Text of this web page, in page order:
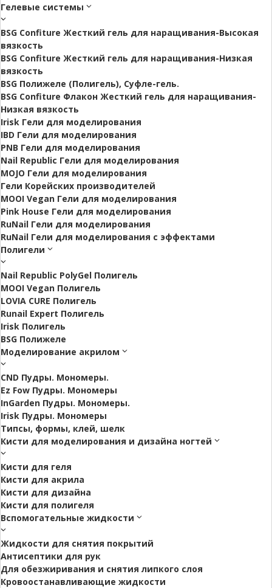
Гелевые системы
BSG Confiture Жесткий гель для наращивания-Высокая
вязкость
BSG Confiture Жесткий гель для наращивания-Низкая
вязкость
BSG Полижеле (Полигель), Суфле-гель.
BSG Confiture Флакон Жесткий гель для наращивания-
Низкая вязкость
Irisk Гели для моделирования
IBD Гели для моделирования
PNB Гели для моделирования
Nail Republic Гели для моделирования
MOJO Гели для моделирования
Гели Корейских производителей
MOOI Vegan Гели для моделирования
Pink House Гели для моделирования
RuNail Гели для моделирования
RuNail Гели для моделирования с эффектами
Полигели
Nail Republic PolyGel Полигель
MOOI Vegan Полигель
LOVIA CURE Полигель
Runail Expert Полигель
Irisk Полигель
BSG Полижеле
Моделирование акрилом
CND Пудры. Мономеры.
Ez Fow Пудры. Мономеры
InGarden Пудры. Мономеры.
Irisk Пудры. Мономеры
Типсы, формы, клей, шелк
Кисти для моделирования и дизайна ногтей
Кисти для геля
Кисти для акрила
Кисти для дизайна
Кисти для полигеля
Вспомогательные жидкости
Жидкости для снятия покрытий
Антисептики для рук
Для обезжиривания и снятия липкого слоя
Кровоостанавливающие жидкости